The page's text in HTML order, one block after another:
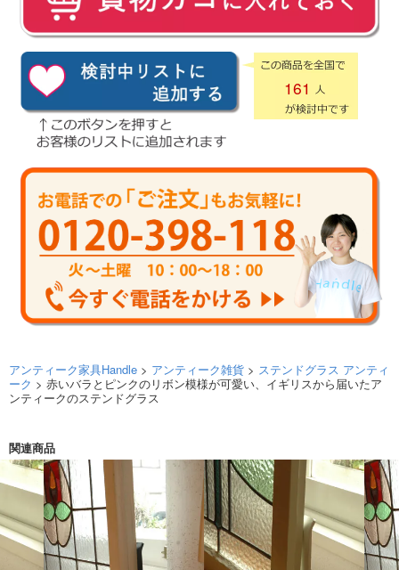
161
アンティーク家具Handle > アンティーク雑貨 > ステンドグラス アンティ
ーク > 赤いバラとピンクのリボン模様が可愛い、イギリスから届いたア
ンティークのステンドグラス
関連商品